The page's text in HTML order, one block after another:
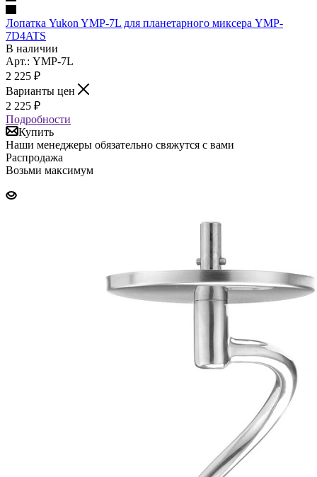
Лопатка Yukon YMP-7L для планетарного миксера YMP-
7D4ATS
В наличии
Арт.: YMP-7L
2 225 ₽
Варианты цен
2 225 ₽
Подробности
Купить
Наши менеджеры обязательно свяжутся с вами
Распродажа
Возьми максимум